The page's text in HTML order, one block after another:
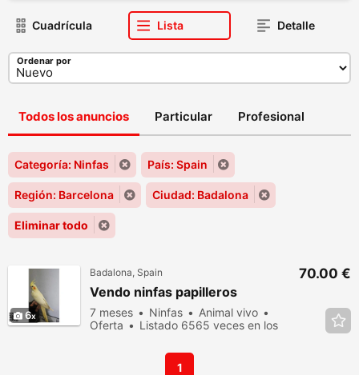
Cuadrícula Lista Detalle
Ordenar por
Todos los anuncios Particular Profesional
Categoría: Ninfas País: Spain
Región: Barcelona Ciudad: Badalona
Eliminar todo
6
Badalona, Spain
Vendo ninfas papilleros
7 meses Ninfas
Animal vivo
Oferta
Listado 6565 veces en los
70.00 €
1